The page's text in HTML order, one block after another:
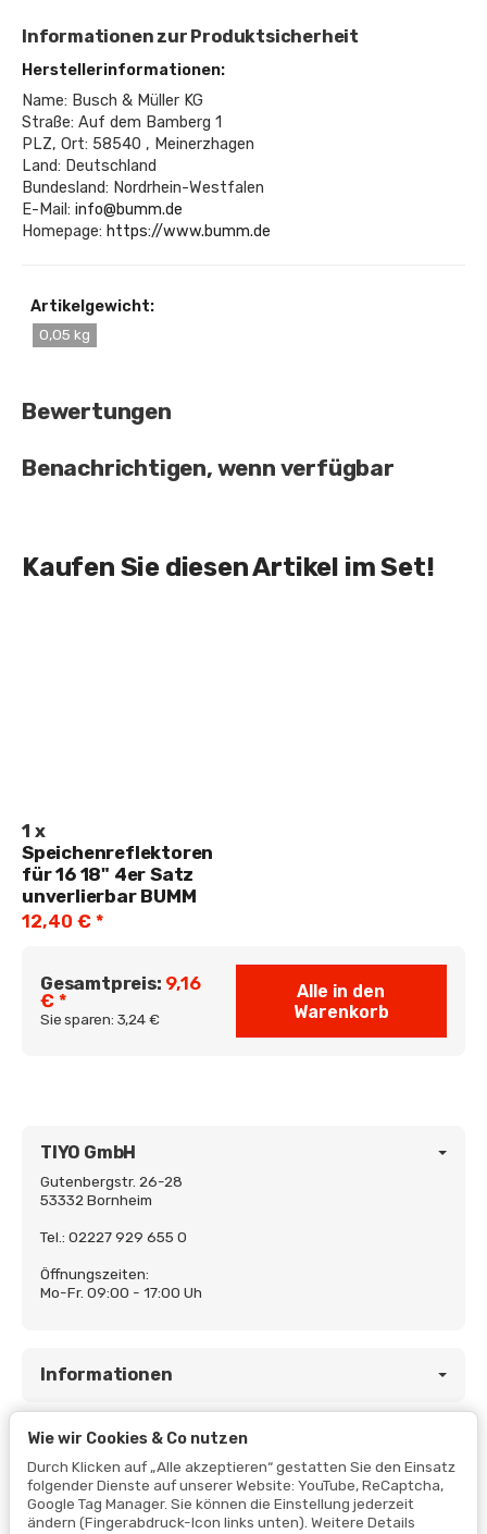
Informationen zur Produktsicherheit
Herstellerinformationen:
Name: Busch & Müller KG
Straße: Auf dem Bamberg 1
PLZ, Ort: 58540 , Meinerzhagen
Land: Deutschland
Bundesland: Nordrhein-Westfalen
E-Mail: info@bumm.de
Homepage: https://www.bumm.de
Artikelgewicht:
0,05 kg
Bewertungen
Benachrichtigen, wenn verfügbar
Kaufen Sie diesen Artikel im Set!
1 x
Speichenreflektoren
für 16 18" 4er Satz
unverlierbar BUMM
12,40 € *
Gesamtpreis: 9,16
€ *
Sie sparen: 3,24 €
Alle in den
Warenkorb
TIYO GmbH
Gutenbergstr. 26-28
53332 Bornheim
Tel.: 02227 929 655 0
Öffnungszeiten:
Mo-Fr. 09:00 - 17:00 Uh
Informationen
Gesetzliche Informationen
Wie wir Cookies & Co nutzen
Durch Klicken auf „Alle akzeptieren“ gestatten Sie den Einsatz
folgender Dienste auf unserer Website: YouTube, ReCaptcha,
Google Tag Manager. Sie können die Einstellung jederzeit
ändern (Fingerabdruck-Icon links unten). Weitere Details